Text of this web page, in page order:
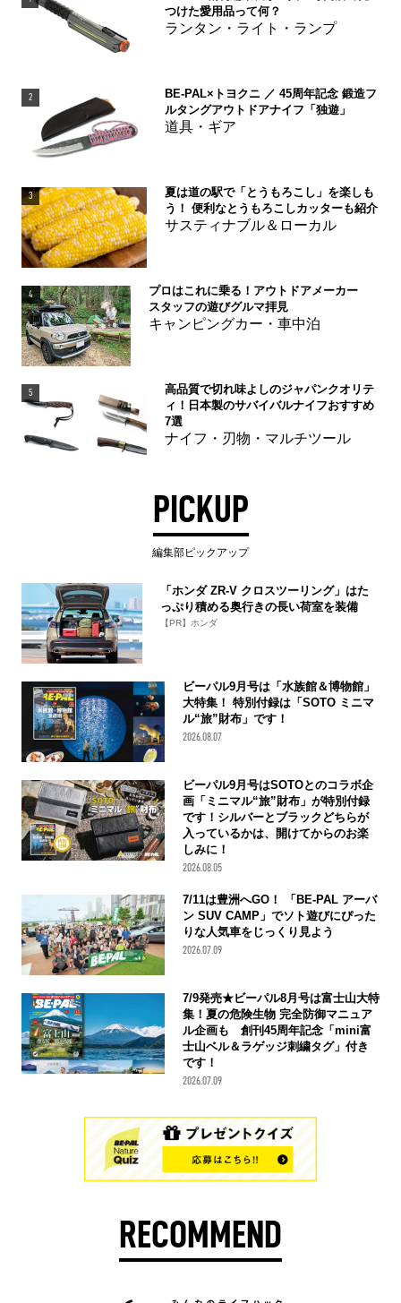
つけた愛用品って何？
ランタン・ライト・ランプ
2
BE-PAL×トヨクニ ／ 45周年記念 鍛造フ
ルタングアウトドアナイフ「独遊」
道具・ギア
3
夏は道の駅で「とうもろこし」を楽しも
う！ 便利なとうもろこしカッターも紹介
サスティナブル＆ローカル
4
プロはこれに乗る！アウトドアメーカー
スタッフの遊びグルマ拝見
キャンピングカー・車中泊
5
高品質で切れ味よしのジャパンクオリテ
ィ！日本製のサバイバルナイフおすすめ
7選
ナイフ・刃物・マルチツール
PICKUP
編集部ピックアップ
「ホンダ ZR-V クロスツーリング」はた
っぷり積める奥行きの長い荷室を装備
【PR】ホンダ
ビーパル9月号は「水族館＆博物館」
大特集！ 特別付録は「SOTO ミニマ
ル“旅”財布」です！
2026.08.07
ビーパル9月号はSOTOとのコラボ企
画「ミニマル“旅”財布」が特別付録
です！シルバーとブラックどちらが
入っているかは、開けてからのお楽
しみに！
2026.08.05
7/11は豊洲へGO！ 「BE-PAL アーバ
ン SUV CAMP」でソト遊びにぴった
りな人気車をじっくり見よう
2026.07.09
7/9発売★ビーパル8月号は富士山大特
集！夏の危険生物 完全防御マニュア
ル企画も 創刊45周年記念「mini富
士山ベル＆ラゲッジ刺繍タグ」付き
です！
2026.07.09
RECOMMEND